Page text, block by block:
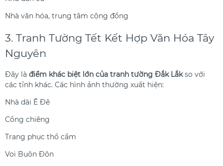
Nhà văn hóa, trung tâm cộng đồng
3. Tranh Tường Tết Kết Hợp Văn Hóa Tây
Nguyên
Đây là điểm khác biệt lớn của tranh tường Đắk Lắkso với
các tỉnh khác. Các hình ảnh thường xuất hiện:
Nhà dài Ê Đê
Cồng chiêng
Trang phục thổ cẩm
Voi Buôn Đôn